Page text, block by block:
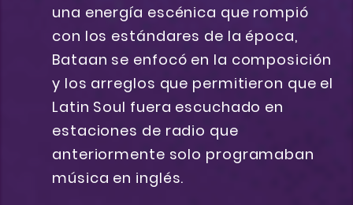
una energía escénica que rompió
con los estándares de la época,
Bataan se enfocó en la composición
y los arreglos que permitieron que el
Latin Soul fuera escuchado en
estaciones de radio que
anteriormente solo programaban
música en inglés.